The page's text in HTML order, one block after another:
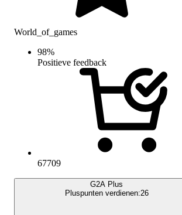
World_of_games
98%
Positieve feedback
67709
G2A Plus
Pluspunten verdienen:26